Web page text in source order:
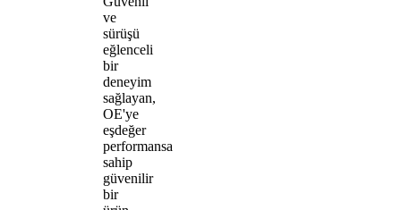
ve
sürüşü
eğlenceli
bir
deneyim
sağlayan,
OE'ye
eşdeğer
performansa
sahip
güvenilir
bir